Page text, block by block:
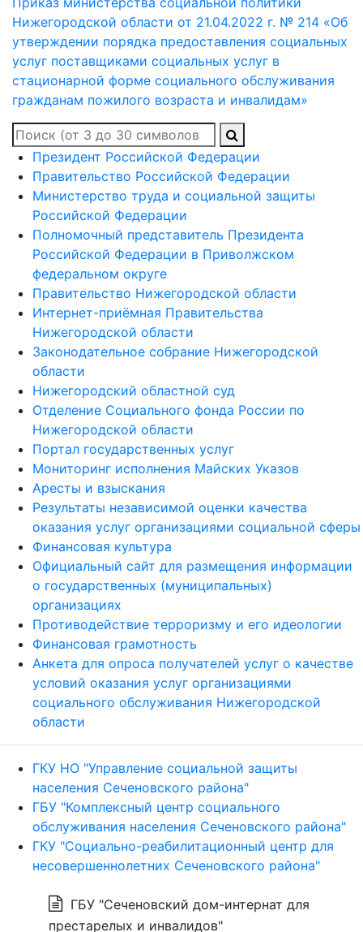
Нижегородской области от 21.04.2022 г. № 214 «Об
утверждении порядка предоставления социальных
услуг поставщиками социальных услуг в
стационарной форме социального обслуживания
гражданам пожилого возраста и инвалидам»
Президент Российской Федерации
Правительство Российской Федерации
Министерство труда и социальной защиты
Российской Федерации
Полномочный представитель Президента
Российской Федерации в Приволжском
федеральном округе
Правительство Нижегородской области
Интернет-приёмная Правительства
Нижегородской области
Законодательное собрание Нижегородской
области
Нижегородский областной суд
Отделение Социального фонда России по
Нижегородской области
Портал государственных услуг
Мониторинг исполнения Майских Указов
Аресты и взыскания
Результаты независимой оценки качества
оказания услуг организациями социальной сферы
Финансовая культура
Официальный сайт для размещения информации
о государственных (муниципальных)
организациях
Противодействие терроризму и его идеологии
Финансовая грамотность
Анкета для опроса получателей услуг о качестве
условий оказания услуг организациями
социального обслуживания Нижегородской
области
ГКУ НО "Управление социальной защиты
населения Сеченовского района"
ГБУ "Комплексный центр социального
обслуживания населения Сеченовского района"
ГКУ "Социально-реабилитационный центр для
несовершеннолетних Сеченовского района"
ГБУ "Сеченовский дом-интернат для
престарелых и инвалидов"